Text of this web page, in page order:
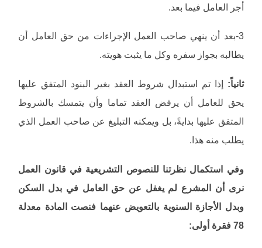
أجر العامل فيما بعد.
3-بعد أن ينهي صاحب العمل الإجراءات من حق العامل أن
يطالبه بجواز سفره وكل ما يثبت هويته.
ثانياً: إذا تم استبدال شروط العقد بغير البنود المتفق عليها
يحق للعامل أن يرفض العقد تماما وأن يتمسك بالشروط
المتفق عليها بدايةً، بل ويمكنه التبليغ عن صاحب العمل الذي
يطلب منه هذا.
وفي استكمال نظرتنا للنصوص التشريعية في قانون العمل
نرى أن المشرع لم يغفل عن حق العامل في بدل السكن
وبدل الأجازة السنوية بالتعويض عنهما فنصت المادة معدلة
78 فقرة أولى: